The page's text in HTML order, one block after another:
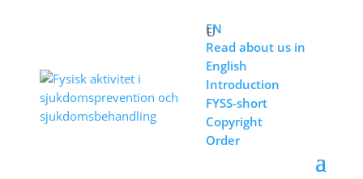
EN
Read about us in
English
Introduction
FYSS-short
Copyright
Order